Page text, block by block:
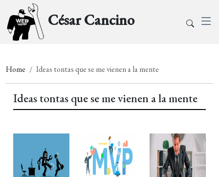
César Cancino
Home Ideas tontas que se me vienen a la mente
Ideas tontas que se me vienen a la mente